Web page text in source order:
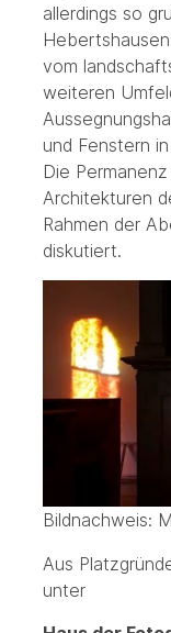
allerdings so
vom
weiteren
und Fenstern
Die
Architekturen
Rahmen der
diskutiert.
Bildnachweis:
Aus
unter